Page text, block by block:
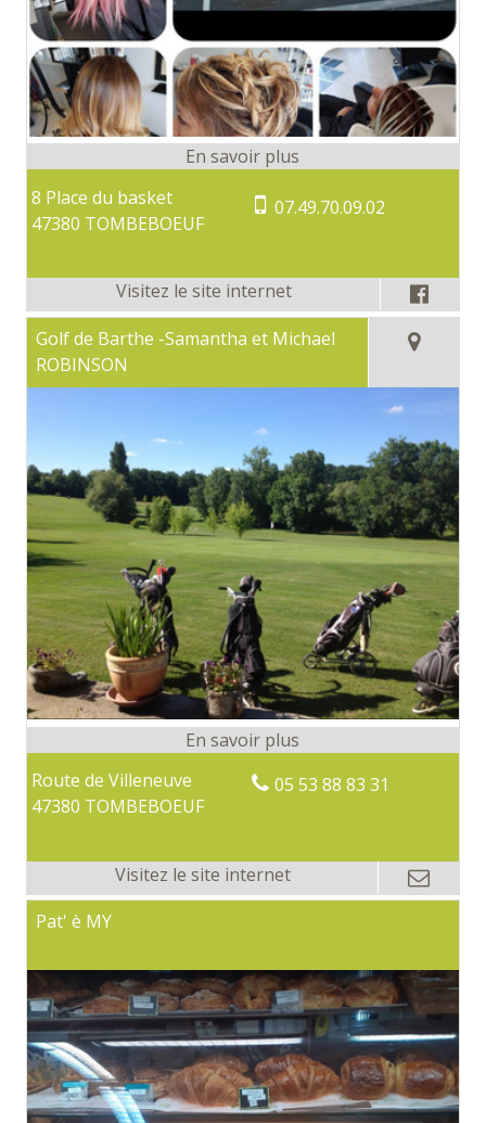
8 Place du basket
47380 TOMBEBOEUF
07.49.70.09.02
Golf de Barthe -Samantha et Michael
ROBINSON
Route de Villeneuve
47380 TOMBEBOEUF
05 53 88 83 31
Pat' è MY